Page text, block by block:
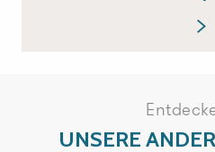
UNSERE